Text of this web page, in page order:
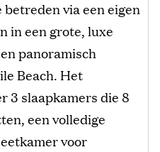
via een eigen
in een grote, luxe
panoramisch
Beach. Het
3 slaapkamers die 8
een volledige
voor